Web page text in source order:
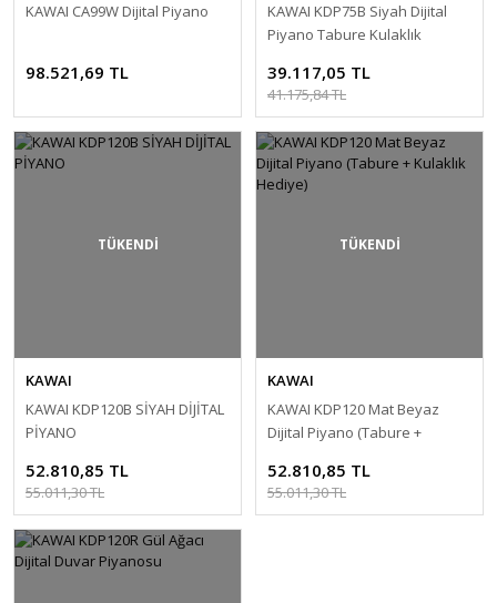
KAWAI CA99W Dijital Piyano
98.521,69 TL
KAWAI KDP75B Siyah Dijital
Piyano Tabure Kulaklık
39.117,05 TL
41.175,84 TL
TÜKENDİ
KAWAI
KAWAI KDP120B SİYAH DİJİTAL
PİYANO
52.810,85 TL
55.011,30 TL
TÜKENDİ
KAWAI
KAWAI KDP120 Mat Beyaz
Dijital Piyano (Tabure +
52.810,85 TL
55.011,30 TL